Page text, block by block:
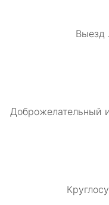
Выезд
Доброжелательный